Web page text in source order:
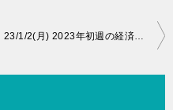
23/1/2(月) 2023年初週の経済指標と戦略